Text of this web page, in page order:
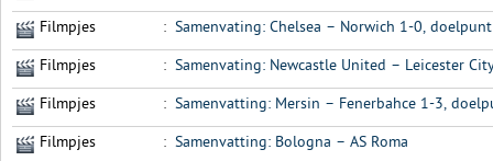
Filmpjes : Samenvating: Chelsea – Norwich 1-0,
Filmpjes : Samenvating: Newcastle United – Leicester
Filmpjes : Samenvatting: Mersin – Fenerbahce 1-3,
Filmpjes : Samenvatting: Bologna – AS Roma